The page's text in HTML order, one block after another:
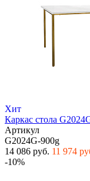
Хит
Каркас стола
Артикул
G2024G-900g
14 086 руб. 11 974
-10%